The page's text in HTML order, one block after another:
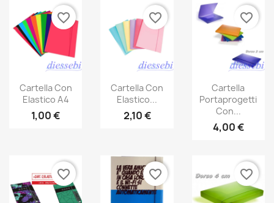
Cartella Con
Elastico A4
1,00 €
favorite_border
Cartella Con
Elastico...
2,10 €
favorite_border
Cartella
Portaprogetti
Con...
4,00 €
favorite_border
favorite_border favorite_border favorite_border